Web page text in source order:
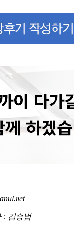
: 김승범